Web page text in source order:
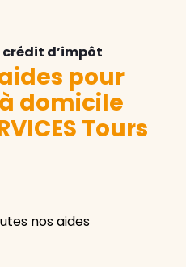
d’impôt
pour
domicile
Tours
nos aides